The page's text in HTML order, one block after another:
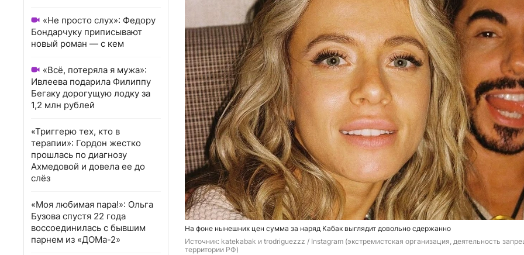
«Не просто слух»: Федору
Бондарчуку приписывают
новый роман — с кем
«Всё, потеряла я мужа»:
Ивлеева подарила Филиппу
Бегаку дорогущую лодку за
1,2 млн рублей
«Триггерю тех, кто в
терапии»: Гордон жестко
прошлась по диагнозу
Ахмедовой и довела ее до
слёз
«Моя любимая пара!»: Ольга
Бузова спустя 22 года
воссоединилась с бывшим
парнем из «ДОМа-2»
На фоне нынешних цен сумма за наряд Кабак выглядит довольно сдержанно
Источник: katekabak и trodriguezzz / Instagram (экстремистская организация, деятельность
территории РФ)